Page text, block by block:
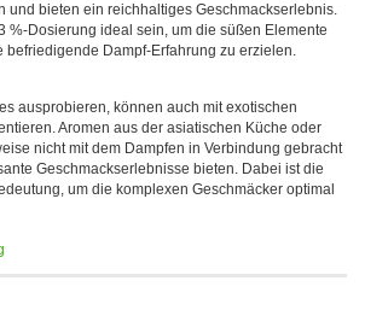
und bieten ein reichhaltiges Geschmackserlebnis.
%-Dosierung ideal sein, um die süßen Elemente
befriedigende Dampf-Erfahrung zu erzielen.
ausprobieren, können auch mit exotischen
Aromen aus der asiatischen Küche oder
nicht mit dem Dampfen in Verbindung gebracht
Geschmackserlebnisse bieten. Dabei ist die
um die komplexen Geschmäcker optimal